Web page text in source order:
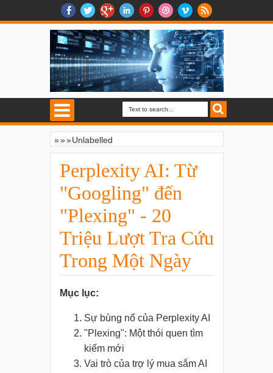
»» Unlabelled
»
Perplexity AI: Từ
"Googling" đến
"Plexing" - 20
Triệu Lượt Tra Cứu
Trong Một Ngày
Mục lục:
Sự bùng nổ của Perplexity AI
"Plexing": Một thói quen tìm
kiếm mới
Vai trò của trợ lý mua sắm AI